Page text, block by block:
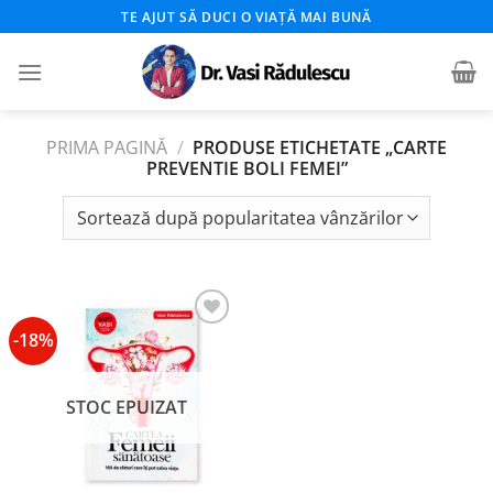
to
content
TE AJUT SĂ DUCI O VIAȚĂ MAI BUNĂ
PRIMA PAGINĂ / PRODUSE ETICHETATE „CARTE
PREVENTIE BOLI FEMEI”
-18%
wishlist
STOC EPUIZAT